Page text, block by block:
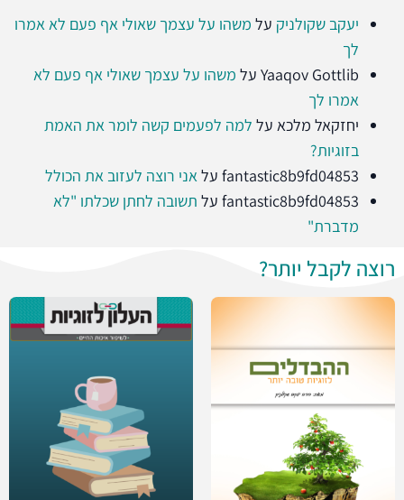
יעקב שקולניק על משהו על עצמך שאולי אף פעם לא אמרו
לך
Yaaqov Gottlib על משהו על עצמך שאולי אף פעם לא
אמרו לך
יחזקאל מלכא על למה לפעמים קשה לומר את האמת
בזוגיות?
fantastic8b9fd04853 עלאני רוצה לעזוב את הכולל
fantastic8b9fd04853 על תשובה לחתן שכלתו "לא
מדברת"
רוצה לקבל יותר?